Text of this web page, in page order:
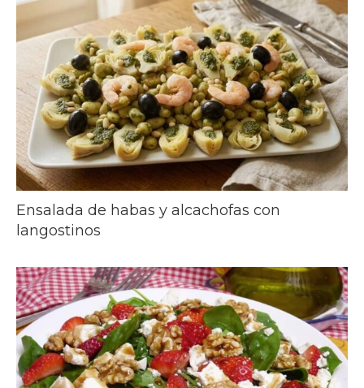
Ensalada de habas y alcachofas con
langostinos